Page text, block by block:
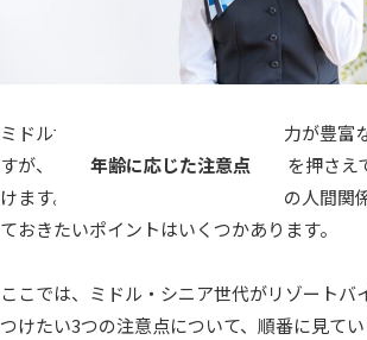
ミドル世代やシニア世代にとって魅力が豊富
すが、
年齢に応じた注意点
を押さえ
けます。体力面や仕事選び、職場での人間関
ておきたいポイントはいくつかあります。
ここでは、ミドル・シニア世代がリゾートバ
つけたい3つの注意点について、順番に見てい